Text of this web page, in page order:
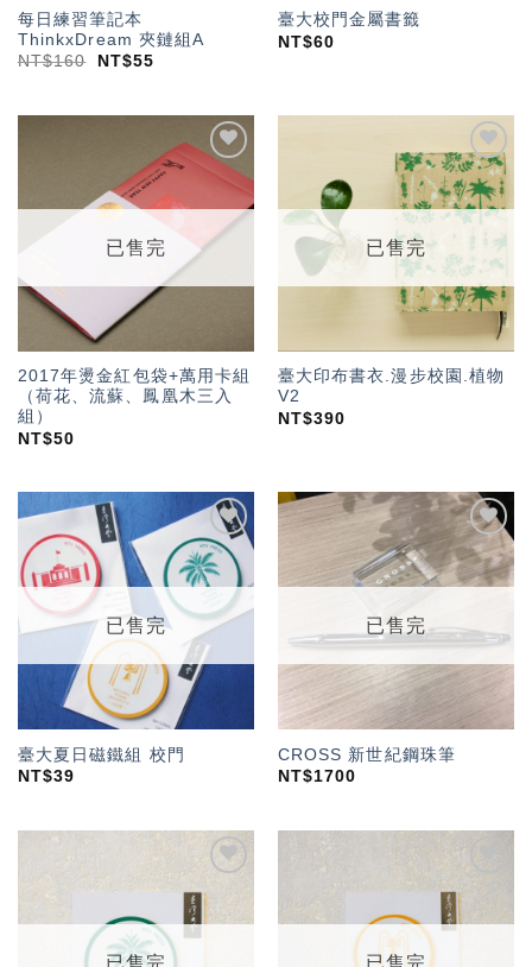
每日練習筆記本
ThinkxDream 夾鏈組A
NT$160 NT$55
臺大校門金屬書籤
NT$60
加入
「願
望輕
單」
已售完
2017年燙金紅包袋+萬用卡組
（荷花、流蘇、鳳凰木三入
組）
NT$50
加入
「願
望輕
單」
已售完
臺大印布書衣.漫步校園.植物
V2
NT$390
加入
「願
望輕
單」
已售完
臺大夏日磁鐵組 校門
NT$39
加入
「願
望輕
已售完
CROSS 新世紀鋼珠筆
NT$1700
望輕
望輕